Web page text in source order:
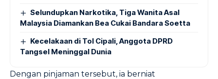
Selundupkan Narkotika, Tiga Wanita Asal
Malaysia Diamankan Bea Cukai Bandara Soetta
Kecelakaan di Tol Cipali, Anggota DPRD
Tangsel Meninggal Dunia
Dengan pinjaman tersebut, ia berniat